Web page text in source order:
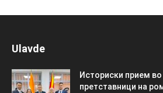
Ulavde
Историски прием во
претставници на